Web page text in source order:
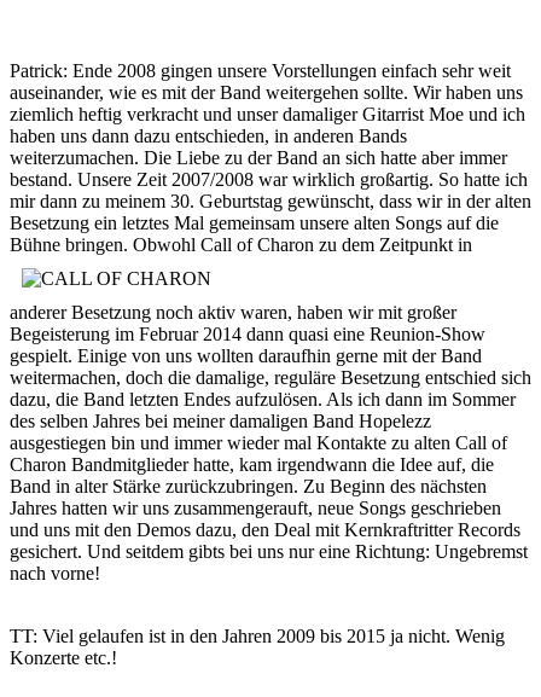
Patrick: Ende 2008 gingen unsere Vorstellungen einfach sehr weit
auseinander, wie es mit der Band weitergehen sollte. Wir haben uns
ziemlich heftig verkracht und unser damaliger Gitarrist Moe und ich
haben uns dann dazu entschieden, in anderen Bands
weiterzumachen. Die Liebe zu der Band an sich hatte aber immer
bestand. Unsere Zeit 2007/2008 war wirklich großartig. So hatte ich
mir dann zu meinem 30. Geburtstag gewünscht, dass wir in der alten
Besetzung ein letztes Mal gemeinsam unsere alten Songs auf die
Bühne bringen. Obwohl Call of Charon zu dem Zeitpunkt in
anderer Besetzung noch aktiv waren, haben wir mit großer
Begeisterung im Februar 2014 dann quasi eine Reunion-Show
gespielt. Einige von uns wollten daraufhin gerne mit der Band
weitermachen, doch die damalige, reguläre Besetzung entschied sich
dazu, die Band letzten Endes aufzulösen. Als ich dann im Sommer
des selben Jahres bei meiner damaligen Band Hopelezz
ausgestiegen bin und immer wieder mal Kontakte zu alten Call of
Charon Bandmitglieder hatte, kam irgendwann die Idee auf, die
Band in alter Stärke zurückzubringen. Zu Beginn des nächsten
Jahres hatten wir uns zusammengerauft, neue Songs geschrieben
und uns mit den Demos dazu, den Deal mit Kernkraftritter Records
gesichert. Und seitdem gibts bei uns nur eine Richtung: Ungebremst
nach vorne!
TT: Viel gelaufen ist in den Jahren 2009 bis 2015 ja nicht. Wenig
Konzerte etc.!